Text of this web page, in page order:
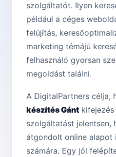
szolgáltatót. Ilyen
például a céges
felújítás,
marketing témájú
felhasználó gyorsan
megoldást találni.
A DigitalPartners célja,
készítés Gánt
szolgáltatást jelentsen,
átgondolt online alapot
számára. Egy jól